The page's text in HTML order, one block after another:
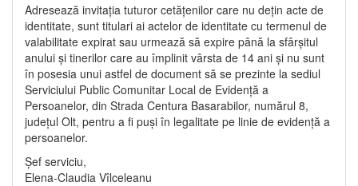
Adresează invitația tuturor cetățenilor care nu dețin acte de
identitate, sunt titulari ai actelor de identitate cu termenul de
valabilitate expirat sau urmează să expire până la sfârșitul
anului și tinerilor care au împlinit vârsta de 14 ani și nu sunt
în posesia unui astfel de document să se prezinte la sediul
Serviciului Public Comunitar Local de Evidență a
Persoanelor, din Strada Centura Basarabilor, numărul 8,
județul Olt, pentru a fi puși în legalitate pe linie de evidență a
persoanelor.
Șef serviciu,
Elena-Claudia Vîlceleanu